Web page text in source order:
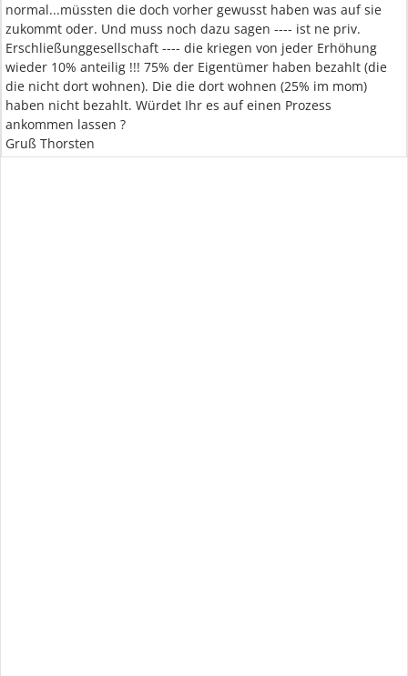
normal...müssten die doch vorher gewusst haben was auf sie
zukommt oder. Und muss noch dazu sagen ---- ist ne priv.
Erschließunggesellschaft ---- die kriegen von jeder Erhöhung
wieder 10% anteilig !!! 75% der Eigentümer haben bezahlt (die
die nicht dort wohnen). Die die dort wohnen (25% im mom)
haben nicht bezahlt. Würdet Ihr es auf einen Prozess
ankommen lassen ?
Gruß Thorsten